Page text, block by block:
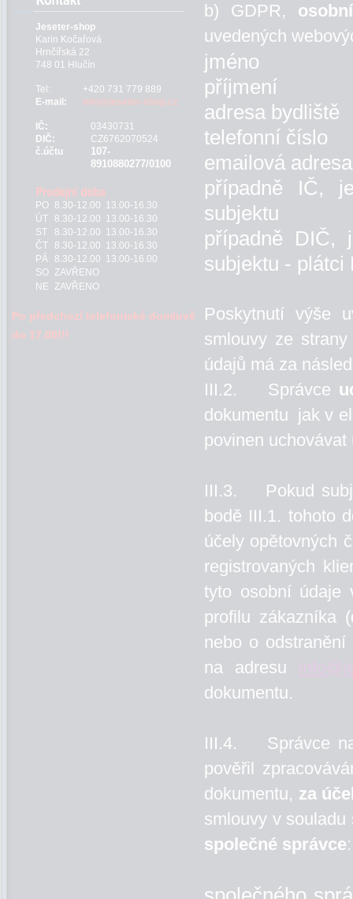
b) GDPR,
uvedených
jméno
příjmení
adresa bydliště
telefonní číslo
emailová adresa
případně IČ,
subjektu
případně DIČ,
subjektu - plátci
Poskytnutí výše
smlouvy ze
údajů má za
III.2. Správce
dokumentu jak v
povinen
III.3. Pokud
bodě III.1. tohoto
účely opětovných
registrovaných
tyto osobní údaje
profilu zákazníka
nebo o
na adresu
dokumentu.
III.4. Správce na
pověřil
dokumentu, za
smlouvy v
společné správce:
Jeseter-shop
Karin Kočařová
Hrnčířská 22
748 01 Hlučín
Tel:
+420 731 779 889
E-mail:
info@jeseter-shop.cz
IČ:
03430731
DIČ:
CZ6762070524
č.účtu
107-
8910880277/0100
PO 8.30-12.00 13.00-16.30
ÚT
8.30-12.00 13.00-16.30
ST
8.30-12.00 13.00-16.30
ČT
8.30-12.00 13.00-16.30
PÁ
8.30-12.00 13.00-16.00
SO ZAVŘENO
NE ZAVŘENO
Po předchozí telefonické domluvě
do 17.00!!!